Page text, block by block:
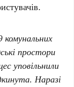
.
комунальних
простори
уповільнили
Наразі